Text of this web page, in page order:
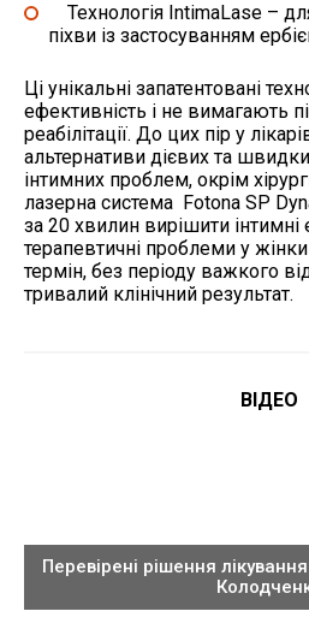
Технологія IntimaLase –
піхви із застосуванням
Ці унікальні запатентовані
ефективність і не вимагають
реабілітації. До цих пір у
альтернативи дієвих та
інтимних проблем, окрім
лазерна система Fotona SP
за 20 хвилин вирішити інтимні
терапевтичні проблеми у
термін, без періоду важкого
тривалий клінічний результат.
ВІДЕО
Перевірені рішення